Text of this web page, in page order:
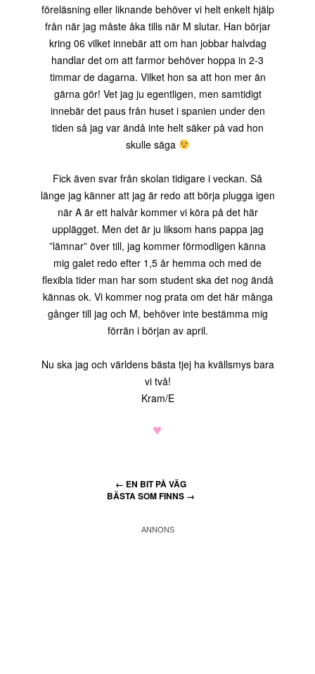
föreläsning eller liknande behöver vi helt enkelt hjälp
från när jag måste åka tills när M slutar. Han börjar
kring 06 vilket innebär att om han jobbar halvdag
handlar det om att farmor behöver hoppa in 2-3
timmar de dagarna. Vilket hon sa att hon mer än
gärna gör! Vet jag ju egentligen, men samtidigt
innebär det paus från huset i spanien under den
tiden så jag var ändå inte helt säker på vad hon
skulle säga
Fick även svar från skolan tidigare i veckan. Så
länge jag känner att jag är redo att börja plugga igen
när A är ett halvår kommer vi köra på det här
upplägget. Men det är ju liksom hans pappa jag
”lämnar” över till, jag kommer förmodligen känna
mig galet redo efter 1,5 år hemma och med de
flexibla tider man har som student ska det nog ändå
kännas ok. Vi kommer nog prata om det här många
gånger till jag och M, behöver inte bestämma mig
förrän i början av april.
Nu ska jag och världens bästa tjej ha kvällsmys bara
vi två!
Kram/E
♥
← EN BIT PÅ VÄG
BÄSTA SOM FINNS →